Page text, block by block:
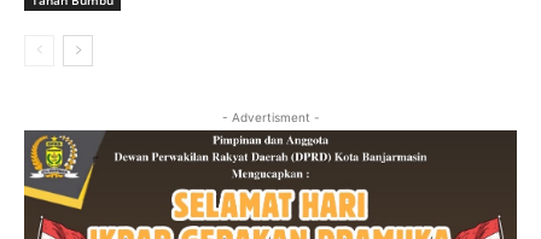
- Advertisment -